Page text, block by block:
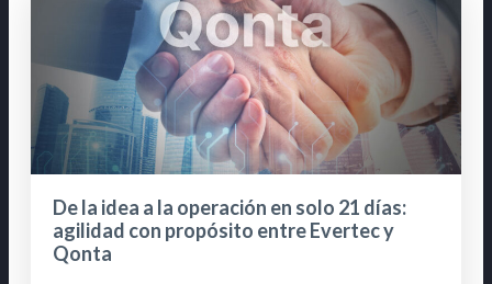
De la idea a la operación en solo 21 días:
agilidad con propósito entre Evertec y
Qonta